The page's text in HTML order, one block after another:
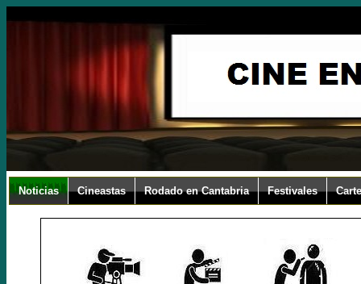
Noticias Cineastas Rodado en Cantabria Festivales